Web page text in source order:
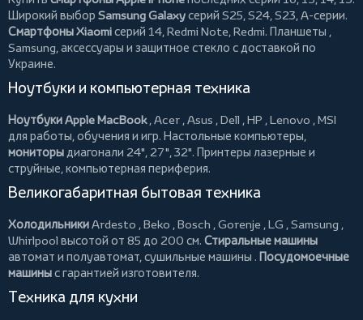
Широкий выбор Samsung Galaxyсерий S25, S24, S23, A-серии.
Смартфоны Xiaomiсерий 14, Redmi Note, Redmi. Планшеты ,
Samsung, аксессуары и защитное стекло с доставкой по
Украине.
Ноутбуки и компьютерная техника
Ноутбуки Apple MacBook,Acer ,Asus ,Dell ,HP ,Lenovo ,MSI
для работы, обучения и игр. Настольные компьютеры,
мониторыдиагонали 24", 27", 32". Принтеры лазерные и
струйные, компьютерная периферия.
Великогабаритная бытовая техника
ХолодильникиArdesto ,Beko ,Bosch ,Gorenje ,LG ,Samsung ,
Whirlpool высотой от 85 до 200 см. Стиральные машины
автомат и полуавтомат,сушильные машины . Посудомоечные
машиныс гарантией изготовителя.
Техника для кухни